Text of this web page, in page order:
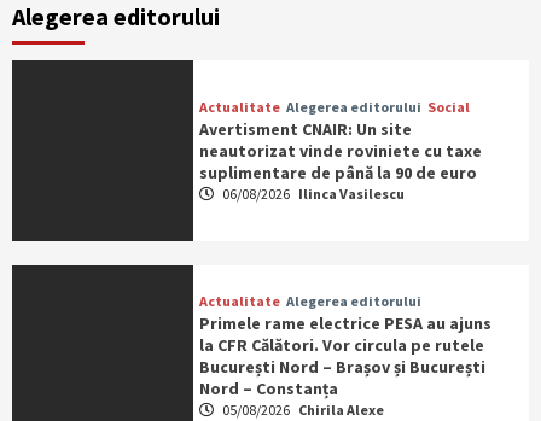
Alegerea editorului
Actualitate Alegerea editorului Social
Avertisment CNAIR: Un site
neautorizat vinde roviniete cu taxe
suplimentare de până la 90 de euro
06/08/2026 Ilinca Vasilescu
Actualitate Alegerea editorului
Primele rame electrice PESA au ajuns
la CFR Călători. Vor circula pe rutele
București Nord – Brașov și București
Nord – Constanța
05/08/2026 Chirila Alexe